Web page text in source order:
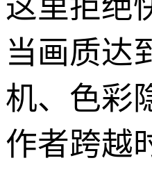
这里拒绝
当画质达
机、色彩
作者跨越